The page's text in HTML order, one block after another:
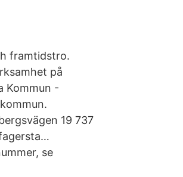
framtidstro.
på
Kommun -
19 737
se